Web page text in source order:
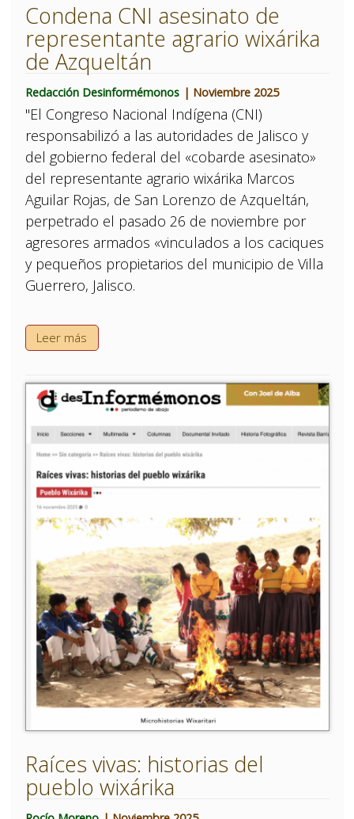
Condena CNI asesinato de
representante agrario wixárika
de Azqueltán
Redacción Desinformémonos | Noviembre 2025
"El Congreso Nacional Indígena (CNI)
responsabilizó a las autoridades de Jalisco y
del gobierno federal del «cobarde asesinato»
del representante agrario wixárika Marcos
Aguilar Rojas, de San Lorenzo de Azqueltán,
perpetrado el pasado 26 de noviembre por
agresores armados «vinculados a los caciques
y pequeños propietarios del municipio de Villa
Guerrero, Jalisco.
Leer más
Raíces vivas: historias del
pueblo wixárika